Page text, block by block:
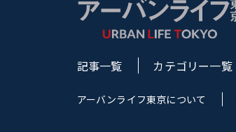
記事一覧 カテゴリー一覧
アーバンライフ東京について